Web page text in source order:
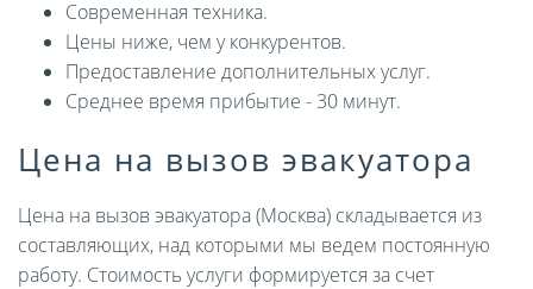
Современная техника.
Цены ниже, чем у конкурентов.
Предоставление дополнительных услуг.
Среднее время прибытие - 30 минут.
Цена на вызов эвакуатора
Цена на вызов эвакуатора (Москва) складывается из
составляющих, над которыми мы ведем постоянную
работу. Стоимость услуги формируется за счет